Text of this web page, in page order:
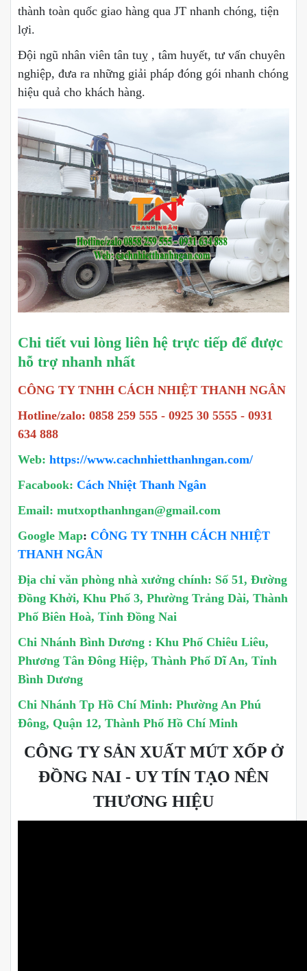
thành toàn quốc giao hàng qua JT nhanh chóng, tiện
lợi.
Đội ngũ nhân viên tân tuỵ , tâm huyết, tư vấn chuyên
nghiệp, đưa ra những giải pháp đóng gói nhanh chóng
hiệu quả cho khách hàng.
Chi tiết vui lòng liên hệ trực tiếp để được
hỗ trợ nhanh nhất
CÔNG TY TNHH CÁCH NHIỆT THANH NGÂN
Hotline/zalo: 0858 259 555 - 0925 30 5555 - 0931
634 888
Web: https://www.cachnhietthanhngan.com/
Facabook: Cách Nhiệt Thanh Ngân
Email: mutxopthanhngan@gmail.com
Google Map: CÔNG TY TNHH CÁCH NHIỆT
THANH NGÂN
Địa chỉ văn phòng nhà xưởng chính: Số 51, Đường
Đồng Khởi, Khu Phố 3, Phường Trảng Dài, Thành
Phố Biên Hoà, Tỉnh Đồng Nai
Chi Nhánh Bình Dương : Khu Phố Chiêu Liêu,
Phương Tân Đông Hiệp, Thành Phố Dĩ An, Tỉnh
Bình Dương
Chi Nhánh Tp Hồ Chí Minh: Phường An Phú
Đông, Quận 12, Thành Phố Hồ Chí Minh
CÔNG TY SẢN XUẤT MÚT XỐP Ở
ĐỒNG NAI - UY TÍN TẠO NÊN
THƯƠNG HIỆU